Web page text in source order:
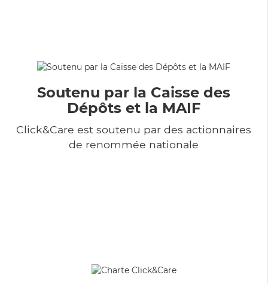
Soutenu par la Caisse des
Dépôts et la MAIF
Click&Care est soutenu par des actionnaires
de renommée nationale